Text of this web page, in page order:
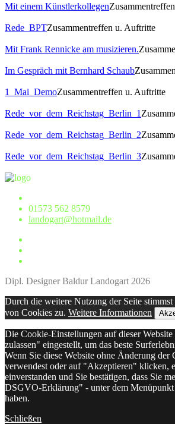
Mit einem Künstlerkollegen
Rede_BPTZusammentreffen u. Auftritte
Mit Frank Rennicke am musizieren.
Im Gespräch mit Bernhard Schaub
1_Mai_DemoZusammentreffen u. Auftritte
Rede_vor_dem_Reichstag_Berlin_1
Rede_vor_dem_Reichstag_Berlin_2
Rede_vor_dem_Reichstag_Berlin_3
01573 562 8579
landogart@hotmail.de
Dipl. Designer Baldur Landogart 2026
Durch die weitere Nutzung der Seite
von Cookies zu. Weitere Informationen
Die Cookie-Einstellungen auf dieser
zulassen" eingestellt, um das beste
Wenn Sie diese Website ohne Änderung der
verwendest oder auf "Akzeptieren" klicken,
einverstanden und Sie bestätigen, dass Sie
DSGVO-Erklärung" - unter dem Menüpunkt
haben.
Schließen